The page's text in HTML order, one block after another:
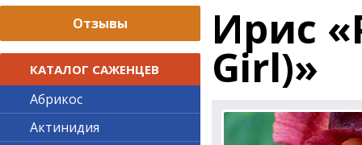
Ирис
Girl)»
Отзывы
КАТАЛОГ САЖЕНЦЕВ
Абрикос
Актинидия